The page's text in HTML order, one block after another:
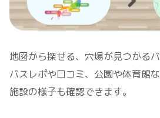
地図から探せる、穴場が見つかる
バスレポや口コミ、公園や体育館
施設の様子も確認できます。